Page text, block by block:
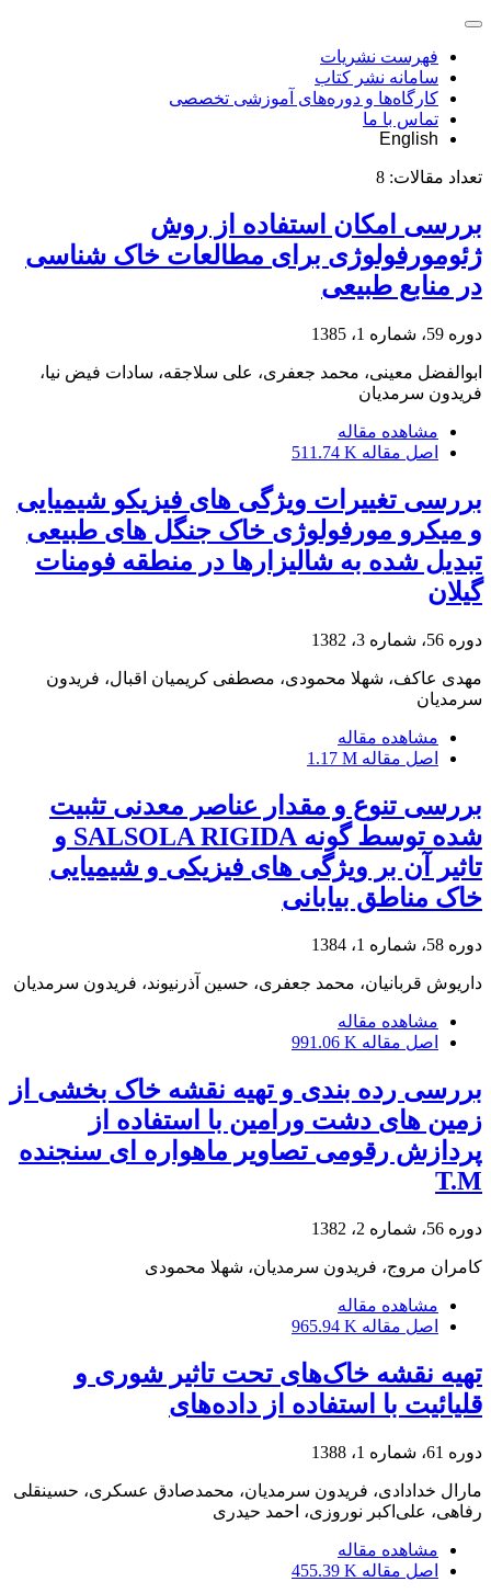
فهرست نشریات
سامانه نشر کتاب
کارگاه‌ها و دوره‌های آموزشی تخصصی
تماس با ما
English
تعداد مقالات: 8
بررسی امکان استفاده از روش
ژئومورفولوژی برای مطالعات خاک شناسی
در منابع طبیعی
دوره 59، شماره 1، 1385
ابوالفضل معینی، محمد جعفری، علی سلاجقه، سادات فیض نیا،
فریدون سرمدیان
مشاهده مقاله
اصل مقاله 511.74 K
بررسی تغییرات ویژگی های فیزیکو شیمیایی
و میکرو مورفولوژی خاک جنگل های طبیعی
تبدیل شده به شالیزارها در منطقه فومنات
گیلان
دوره 56، شماره 3، 1382
مهدی عاکف، شهلا محمودی، مصطفی کریمیان اقبال، فریدون
سرمدیان
مشاهده مقاله
اصل مقاله 1.17 M
بررسی تنوع و مقدار عناصر معدنی تثبیت
شده توسط گونه SALSOLA RIGIDA و
تاثیر آن بر ویژگی های فیزیکی و شیمیایی
خاک مناطق بیابانی
دوره 58، شماره 1، 1384
داریوش قربانیان، محمد جعفری، حسین آذرنیوند، فریدون سرمدیان
مشاهده مقاله
اصل مقاله 991.06 K
بررسی رده بندی و تهیه نقشه خاک بخشی از
زمین های دشت ورامین با استفاده از
پردازش رقومی تصاویر ماهواره ای سنجنده
T.M
دوره 56، شماره 2، 1382
کامران مروج، فریدون سرمدیان، شهلا محمودی
مشاهده مقاله
اصل مقاله 965.94 K
تهیه نقشه خاک‌های تحت تاثیر شوری و
قلیائیت با استفاده از داده‌های
دوره 61، شماره 1، 1388
مارال خدادادی، فریدون سرمدیان، محمدصادق عسکری، حسینقلی
رفاهی، علی‌اکبر نوروزی، احمد حیدری
مشاهده مقاله
اصل مقاله 455.39 K